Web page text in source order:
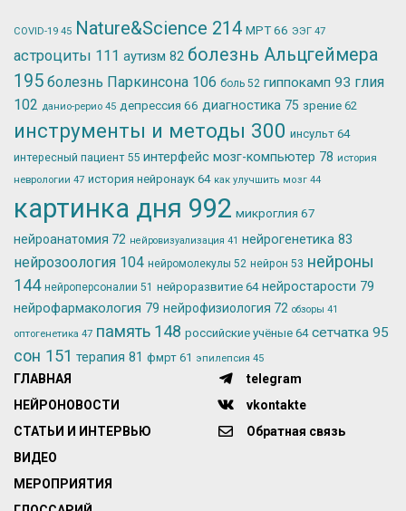
COVID-19 45 Nature&Science 214 МРТ66 ЭЭГ 47
астроциты 111 аутизм 82 болезнь Альцгеймера
195 болезнь Паркинсона 106 боль 52 гиппокамп 93 глия
102 данио-рерио 45 депрессия 66 диагностика 75 зрение 62
инструменты и методы 300 инсульт 64
интересный пациент 55 интерфейс мозг-компьютер 78 история
неврологии 47 история нейронаук 64 как улучшить мозг 44
картинка дня 992 микроглия 67
нейроанатомия 72 нейровизуализация 41 нейрогенетика 83
нейрозоология 104 нейромолекулы 52 нейрон 53 нейроны
144 нейроперсоналии 51 нейроразвитие 64 нейростарости 79
нейрофармакология 79 нейрофизиология 72 обзоры 41
оптогенетика 47 память 148 российские учёные 64 сетчатка 95
сон 151 терапия 81 фмрт 61 эпилепсия 45
ГЛАВНАЯ
НЕЙРОНОВОСТИ
СТАТЬИ И ИНТЕРВЬЮ
ВИДЕО
МЕРОПРИЯТИЯ
telegram
vkontakte
Обратная связь